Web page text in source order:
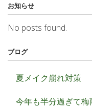
お知らせ
No posts found.
ブログ
夏メイク崩れ対策
今年も半分過ぎて梅